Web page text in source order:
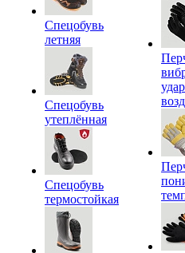
Спецобувь
летняя
Спецобувь
утеплённая
Спецобувь
термостойкая